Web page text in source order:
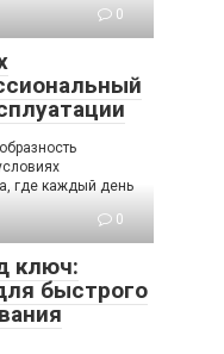
0
где каждый день
0
ключ:
быстрого